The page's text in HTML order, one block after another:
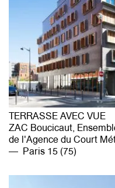
TERRASSE AVEC VUE
ZAC Boucicaut,
de l'Agence du Court
Paris 15 (75)